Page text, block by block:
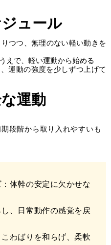
ュール
つつ、無理のない軽い動きを
えで、軽い運動から始める
運動の強度を少しずつ上げて
運動
段階から取り入れやすいも
体幹の安定に欠かせな
、日常動作の感覚を戻
わばりを和らげ、柔軟